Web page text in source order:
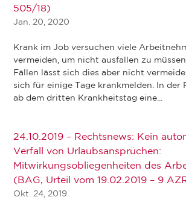
505/18)
Jan. 20, 2020
Krank im Job versuchen viele
vermeiden, um nicht ausfallen zu
Fällen lässt sich dies aber nicht
sich für einige Tage krankmelden. In der
ab dem dritten Krankheitstag eine...
24.10.2019 – Rechtsnews: Kein
Verfall von Urlaubsansprüchen:
Mitwirkungsobliegenheiten des
(BAG, Urteil vom 19.02.2019 – 9
Okt. 24, 2019